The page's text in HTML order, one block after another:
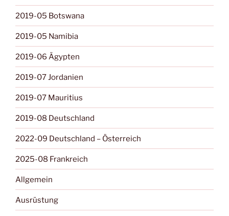
2019-05 Botswana
2019-05 Namibia
2019-06 Ägypten
2019-07 Jordanien
2019-07 Mauritius
2019-08 Deutschland
2022-09 Deutschland – Österreich
2025-08 Frankreich
Allgemein
Ausrüstung